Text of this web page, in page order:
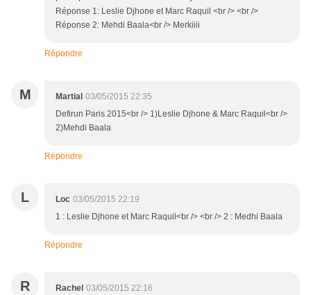
Réponse 1: Leslie Djhone et Marc Raquil <br /> <br />
Réponse 2: Mehdi Baala<br /> Merkiiii
Répondre
M Martial 03/05/2015 22:35
Defirun Paris 2015<br /> 1)Leslie Djhone & Marc Raquil<br />
2)Mehdi Baala
Répondre
L Loc 03/05/2015 22:19
1 : Leslie Djhone et Marc Raquil<br /> <br /> 2 : Medhi Baala
Répondre
R Rachel 03/05/2015 22:16